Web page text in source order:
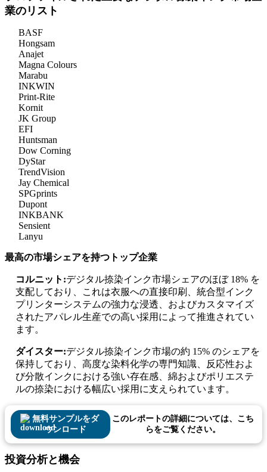
業のリスト
BASF
Hongsam
Anajet
Magna Colours
Marabu
INKWIN
Print-Rite
Kornit
JK Group
EFI
Huntsman
Dow Corning
DyStar
TrendVision
Jay Chemical
SPGprints
Dupont
INKBANK
Sensient
Lanyu
最高の市場シェアを持つトップ企業
コルニット:デジタル捺染インク市場シェアのほぼ 18% を
支配しており、これは衣服への直接印刷、統合型インク
プリンターシステムの強力な浸透、およびカスタマイズ
されたアパレル生産での高い採用によって推進されてい
ます。
ダイスター:デジタル捺染インク市場の約 15% のシェアを
保持しており、高度な染料化学の専門知識、反応性およ
び分散インクにおける強い存在感、綿およびポリエステ
ルの捺染における幅広い採用に支えられています。
無料サンプルをダ
ウンロード
このレポートの詳細については、こち
らをご覧ください。
投資分析と機会